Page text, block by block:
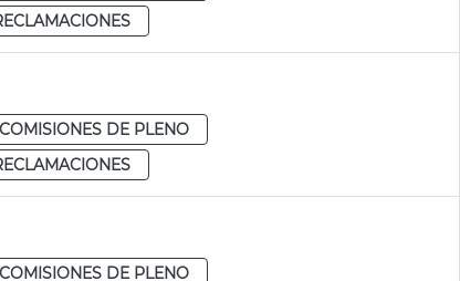
COMISIONES DE PLENO
COMISIONES DE PLENO